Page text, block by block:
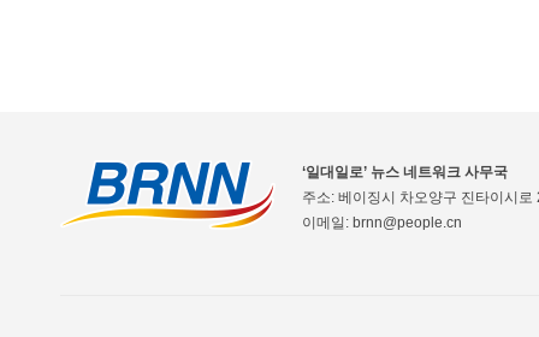
‘일대일로’ 뉴스 네트워크 사무국
주소: 베이징시 차오양구 진타이시
이메일: brnn@people.cn